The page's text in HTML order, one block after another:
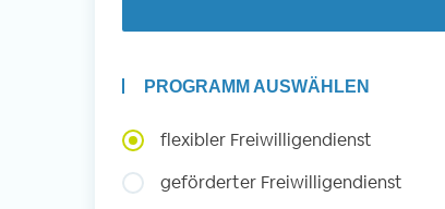
Ausland -
Erfahrungsberichte
PROGRAMM AUSWÄHLEN
flexibler Freiwilligendienst
geförderter Freiwilligendienst